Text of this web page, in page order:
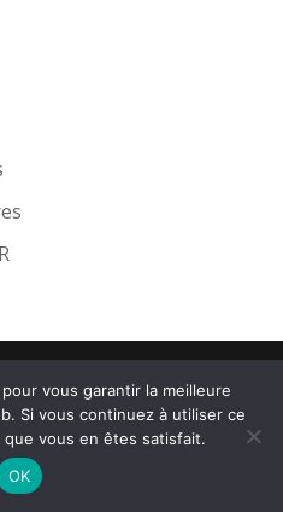
vous garantir la meilleure
Si vous continuez à utiliser ce
vous en êtes satisfait.
OK